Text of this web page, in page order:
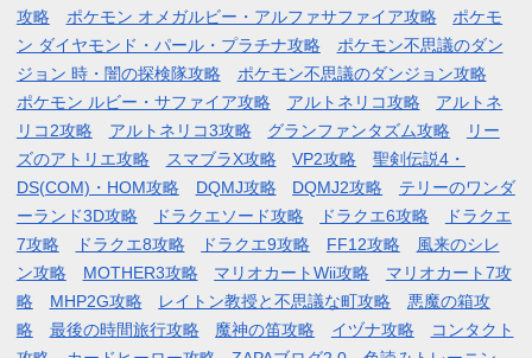
攻略
ポケモン オメガルビー・アルファサファイア攻略
ポケモ
ン ダイヤモンド・パール・プラチナ攻略
ポケモン不思議のダン
ジョン 時・闇の探検隊攻略
ポケモン不思議のダンジョン攻略
ポケモン ルビー・サファイア攻略
アルトネリコ攻略
アルトネ
リコ2攻略
アルトネリコ3攻略 グランファンタズム攻略
リー
ズのアトリエ攻略
スマブラX攻略 VP2攻略
聖剣伝説4・
DS(COM)・HOM攻略
DQMJ攻略 DQMJ2攻略
テリーのワンダ
ーランド3D攻略
ドラクエソード攻略 ドラクエ6攻略
ドラクエ
7攻略
ドラクエ8攻略 ドラクエ9攻略 FF12攻略
風来のシレ
ン攻略
MOTHER3攻略 マリオカートWii攻略
マリオカート7攻
略
MHP2G攻略 レイトン教授と不思議な町攻略
悪魔の箱攻
略
最後の時間旅行攻略 魔神の笛攻略 イヅナ攻略
コンタクト